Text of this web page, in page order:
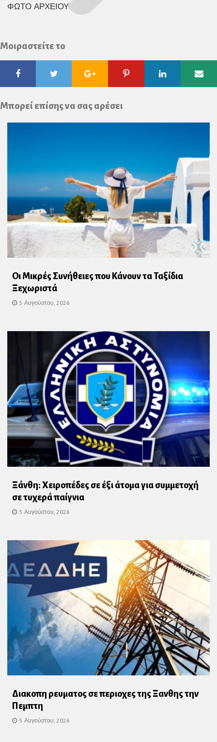
ΦΩΤΟ ΑΡΧΕΙΟΥ
Μοιραστείτε το
FacebookTwitter Google
Plus
Pinterest Linkedin
Μπορεί επίσης να σας αρέσει
Οι Μικρές Συνήθειες που Κάνουν τα Ταξίδια
Ξεχωριστά
5 Αυγούστου, 2026
Ξάνθη: Χειροπέδες σε έξι άτομα για συμμετοχή
σε τυχερά παίγνια
5 Αυγούστου, 2026
Διακοπη ρευματος σε περιοχες της Ξανθης την
Πεμπτη
5 Αυγούστου, 2026